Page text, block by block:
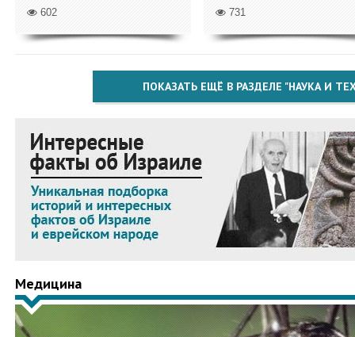
602 731
ПОКАЗАТЬ ЕЩЁ В РАЗДЕЛЕ "НАУКА И
Медицина